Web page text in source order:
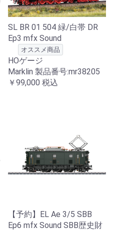
SL BR 01 504 緑/白帯 DR
Ep3 mfx Sound
オススメ商品
HOゲージ
Marklin 製品番号:mr38205
￥99,000 税込
【予約】EL Ae 3/5 SBB
Ep6 mfx Sound SBB歴史財